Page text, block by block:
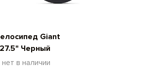
Giant
Черный
в наличии